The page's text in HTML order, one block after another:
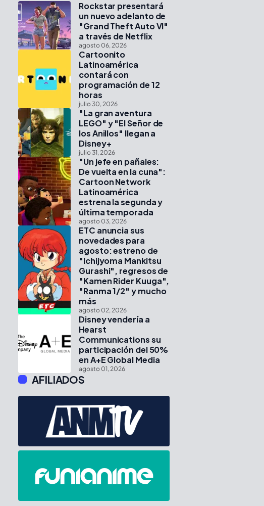
Rockstar presentará
un nuevo adelanto de
"Grand Theft Auto VI"
a través de Netflix
agosto 06, 2026
Cartoonito
Latinoamérica
contará con
programación de 12
horas
julio 30, 2026
"La gran aventura
LEGO" y "El Señor de
los Anillos" llegan a
Disney+
julio 31, 2026
"Un jefe en pañales:
De vuelta en la cuna":
Cartoon Network
Latinoamérica
estrena la segunda y
última temporada
agosto 03, 2026
ETC anuncia sus
novedades para
agosto: estreno de
"Ichijyoma Mankitsu
Gurashi", regresos de
"Kamen Rider Kuuga",
"Ranma 1/2" y mucho
más
agosto 02, 2026
Disney vendería a
Hearst
Communications su
participación del 50%
en A+E Global Media
agosto 01, 2026
AFILIADOS